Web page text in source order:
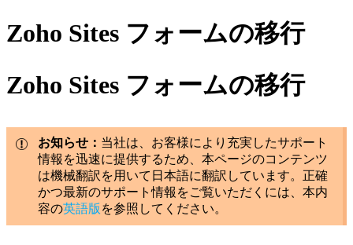
Zoho Sites フォームの移行
Zoho Sites フォームの移行
お知らせ： 当社は、お客様により充実したサポート
情報を迅速に提供するため、本ページのコンテンツ
は機械翻訳を用いて日本語に翻訳しています。正確
かつ最新のサポート情報をご覧いただくには、本内
容の英語版 を参照してください。